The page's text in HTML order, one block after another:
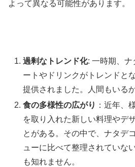
よって異なる可能性があります。
過剰なトレンド化: 一時期、
ートやドリンクがトレンドと
提供されました。人間もいる
食の多様性の広がり ：近年、
を取り入れた新しい料理やデ
とがある。その中で、ナタデ
ューに比べて整理されていな
も知れません。